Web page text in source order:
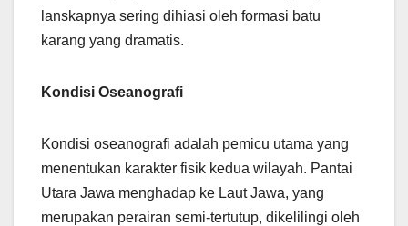
lanskapnya sering dihiasi oleh formasi batu
karang yang dramatis.
Kondisi Oseanografi
Kondisi oseanografi adalah pemicu utama yang
menentukan karakter fisik kedua wilayah. Pantai
Utara Jawa menghadap ke Laut Jawa, yang
merupakan perairan semi-tertutup, dikelilingi oleh